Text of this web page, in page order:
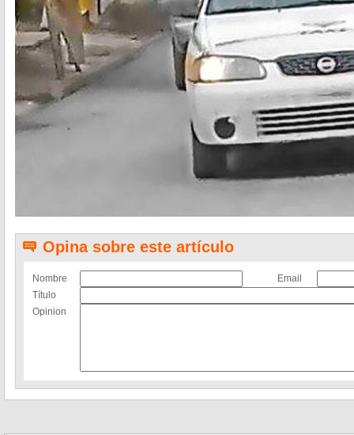
Opina sobre este artículo
Nombre
Email
Título
Opinion